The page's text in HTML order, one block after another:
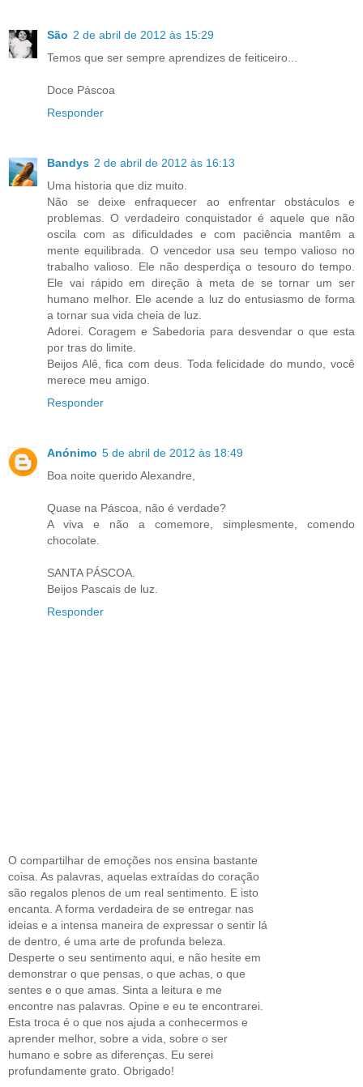
São 2 de abril de 2012 às 15:29
Temos que ser sempre aprendizes de feiticeiro...
Doce Páscoa
Responder
Bandys 2 de abril de 2012 às 16:13
Uma historia que diz muito.
Não se deixe enfraquecer ao enfrentar obstáculos e
problemas. O verdadeiro conquistador é aquele que não
oscila com as dificuldades e com paciência mantêm a
mente equilibrada. O vencedor usa seu tempo valioso no
trabalho valioso. Ele não desperdiça o tesouro do tempo.
Ele vai rápido em direção à meta de se tornar um ser
humano melhor. Ele acende a luz do entusiasmo de forma
a tornar sua vida cheia de luz.
Adorei. Coragem e Sabedoria para desvendar o que esta
por tras do limite.
Beijos Alê, fica com deus. Toda felicidade do mundo, você
merece meu amigo.
Responder
Anónimo 5 de abril de 2012 às 18:49
Boa noite querido Alexandre,
Quase na Páscoa, não é verdade?
A viva e não a comemore, simplesmente, comendo
chocolate.
SANTA PÁSCOA.
Beijos Pascais de luz.
Responder
O compartilhar de emoções nos ensina bastante
coisa. As palavras, aquelas extraídas do coração
são regalos plenos de um real sentimento. E isto
encanta. A forma verdadeira de se entregar nas
ideias e a intensa maneira de expressar o sentir lá
de dentro, é uma arte de profunda beleza.
Desperte o seu sentimento aqui, e não hesite em
demonstrar o que pensas, o que achas, o que
sentes e o que amas. Sinta a leitura e me
encontre nas palavras. Opine e eu te encontrarei.
Esta troca é o que nos ajuda a conhecermos e
aprender melhor, sobre a vida, sobre o ser
humano e sobre as diferenças. Eu serei
profundamente grato. Obrigado!